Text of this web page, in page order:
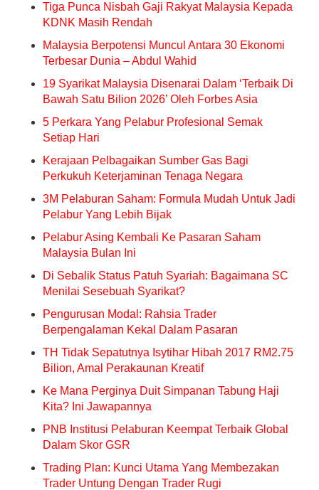
Tiga Punca Nisbah Gaji Rakyat Malaysia Kepada
KDNK Masih Rendah
Malaysia Berpotensi Muncul Antara 30 Ekonomi
Terbesar Dunia – Abdul Wahid
19 Syarikat Malaysia Disenarai Dalam ‘Terbaik Di
Bawah Satu Bilion 2026’ Oleh Forbes Asia
5 Perkara Yang Pelabur Profesional Semak
Setiap Hari
Kerajaan Pelbagaikan Sumber Gas Bagi
Perkukuh Keterjaminan Tenaga Negara
3M Pelaburan Saham: Formula Mudah Untuk Jadi
Pelabur Yang Lebih Bijak
Pelabur Asing Kembali Ke Pasaran Saham
Malaysia Bulan Ini
Di Sebalik Status Patuh Syariah: Bagaimana SC
Menilai Sesebuah Syarikat?
Pengurusan Modal: Rahsia Trader
Berpengalaman Kekal Dalam Pasaran
TH Tidak Sepatutnya Isytihar Hibah 2017 RM2.75
Bilion, Amal Perakaunan Kreatif
Ke Mana Perginya Duit Simpanan Tabung Haji
Kita? Ini Jawapannya
PNB Institusi Pelaburan Keempat Terbaik Global
Dalam Skor GSR
Trading Plan: Kunci Utama Yang Membezakan
Trader Untung Dengan Trader Rugi